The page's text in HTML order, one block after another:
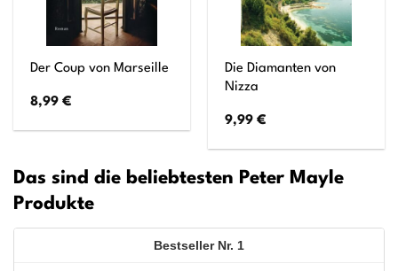
Der Coup von Marseille
8,99€
Die Diamanten von
Nizza
9,99€
Das sind die beliebtesten Peter Mayle
Produkte
1